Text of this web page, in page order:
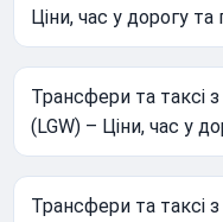
Ціни, час у дорогу та
Трансфери та таксі
(LGW) – Ціни, час у
Трансфери та таксі